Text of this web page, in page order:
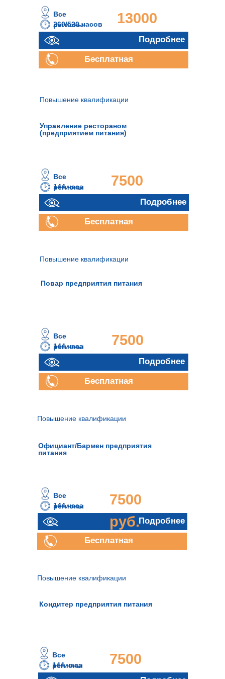
260/520 часов
13000
руб.Подробнее
Бесплатная
Все
регионы
Подробнее
Управление рестораном
(предприятием питания)
144 часа
Официант/Бармен предприятия
питания
7500
руб.Подробнее
Бесплатная
Все
регионы
Повышение квалификации
144 часа
7500
руб.
Все
регионы
Повышение квалификации
Подробнее
Бесплатная
Кондитер предприятия питания
Повышение квалификации
144 часа
7500
Все
регионы
Повар предприятия питания
144 часа
7500
руб.Подробнее
Бесплатная
Все
регионы
Повышение квалификации
Подробнее